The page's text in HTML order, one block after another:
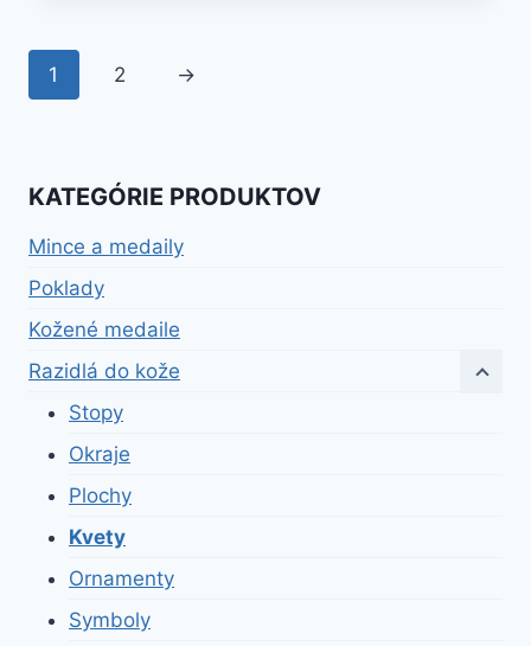
1 2 →
KATEGÓRIE PRODUKTOV
Mince a medaily
Poklady
Kožené medaile
Razidlá do kože
Stopy
Okraje
Plochy
Kvety
Ornamenty
Symboly